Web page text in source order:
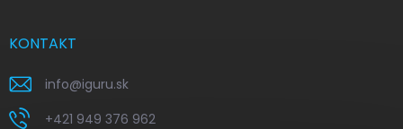
KONTAKT
info@iguru.sk
+421 949 376 962